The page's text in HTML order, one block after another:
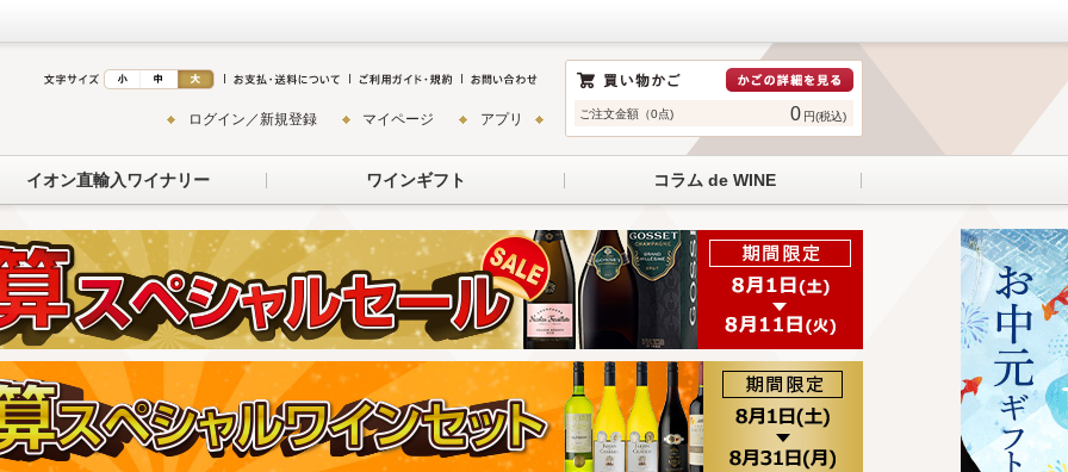
ご注文金額（0点) 0 円(税込)
ログイン／新規登録 マイページ アプリ
イオン直輸入ワイナリー ワインギフト コラム de WINE